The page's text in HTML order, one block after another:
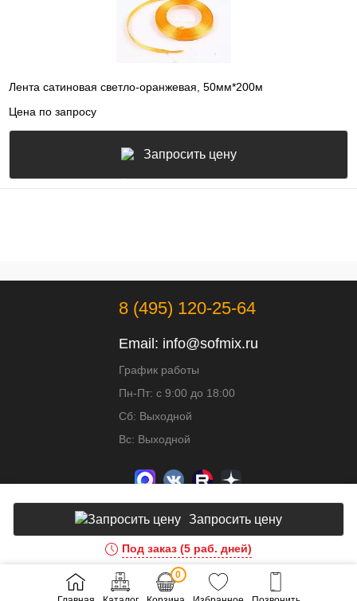
Лента сатиновая светло-оранжевая, 50мм*200м
Цена по запросу
Запросить цену
8 (495) 120-25-64
Email: info@sofmix.ru
График работы
Пн-Пт: с 9:00 до 18:00
Сб: Выходной
Вс: Выходной
Доработка и развитие сайта - ИВИТ
Запросить цену
Под заказ (5 раб. дней)
0